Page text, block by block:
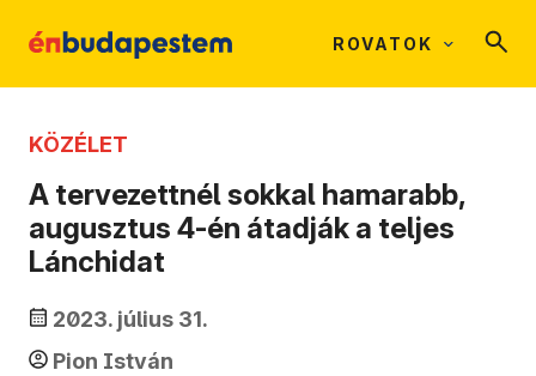
ROVATOK
KÖZÉLET
A tervezettnél sokkal hamarabb,
augusztus 4-én átadják a teljes
Lánchidat
2023. július 31.
Pion István